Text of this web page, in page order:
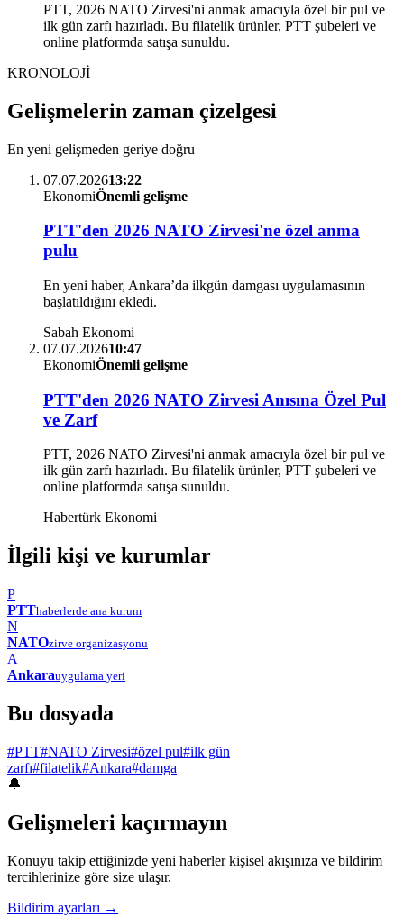
PTT, 2026 NATO Zirvesi'ni anmak amacıyla özel bir pul ve
ilk gün zarfı hazırladı. Bu filatelik ürünler, PTT şubeleri ve
online platformda satışa sunuldu.
KRONOLOJİ
Gelişmelerin zaman çizelgesi
En yeni gelişmeden geriye doğru
07.07.202613:22
EkonomiÖnemli gelişme
PTT'den 2026 NATO Zirvesi'ne özel anma
pulu
En yeni haber, Ankara’da ilkgün damgası uygulamasının
başlatıldığını ekledi.
Sabah Ekonomi
07.07.202610:47
EkonomiÖnemli gelişme
PTT'den 2026 NATO Zirvesi Anısına Özel Pul
ve Zarf
PTT, 2026 NATO Zirvesi'ni anmak amacıyla özel bir pul ve
ilk gün zarfı hazırladı. Bu filatelik ürünler, PTT şubeleri ve
online platformda satışa sunuldu.
Habertürk Ekonomi
İlgili kişi ve kurumlar
P
PTThaberlerde ana kurum
N
NATOzirve organizasyonu
A
Ankarauygulama yeri
Bu dosyada
#PTT#NATO Zirvesi#özel pul#ilk gün
zarfı#filatelik#Ankara#damga
🔔
Gelişmeleri kaçırmayın
Konuyu takip ettiğinizde yeni haberler kişisel akışınıza ve bildirim
tercihlerinize göre size ulaşır.
Bildirim ayarları →